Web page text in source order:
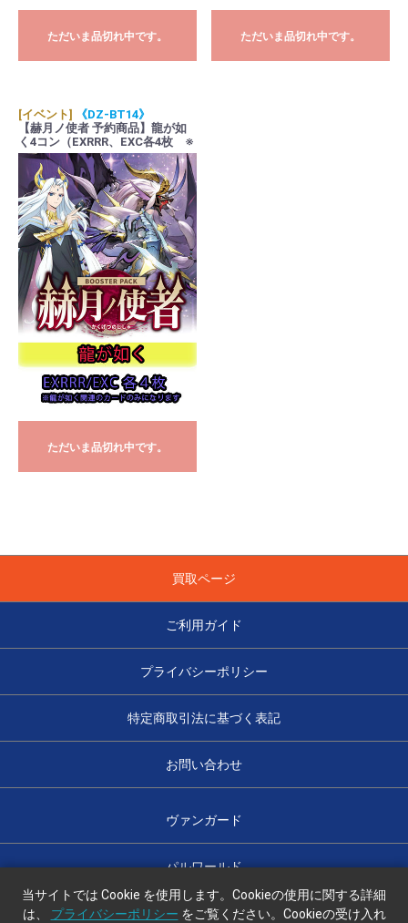
ただいま品切れ中です。 ただいま品切れ中です。
[イベント]
《DZ-BT14》
【赫月ノ使者 予約商品】龍が如
く4コン（EXRRR、EXC各4枚 ※
超トリガーは1枚）お一人様1個ま
で
ただいま品切れ中です。
買取ページ
ご利用ガイド
プライバシーポリシー
特定商取引法に基づく表記
お問い合わせ
ヴァンガード
パルワールド
当サイトでは Cookie を使用します。Cookieの使用に関する詳細
は、 プライバシーポリシー をご覧ください。Cookieの受け入れ